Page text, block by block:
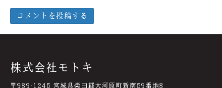
株式会社モトキ
〒989-1245 宮城県柴田郡大河原町新南59番地8